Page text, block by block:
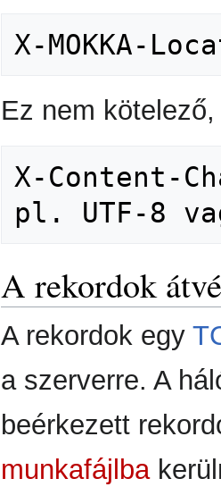
Ez nem
X-Content-
A rekordok
A rekordok egy
a szerverre. A
beérkezett
munkafájlba